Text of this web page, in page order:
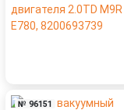
№ 96151